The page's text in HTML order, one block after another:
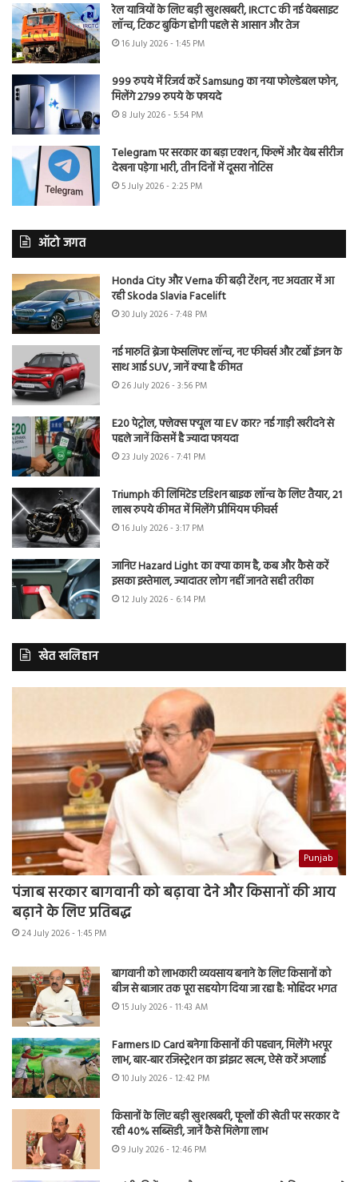
रेल यात्रियों के लिए बड़ी खुशखबरी, IRCTC की नई वेबसाइट
लॉन्च, टिकट बुकिंग होगी पहले से आसान और तेज
16 July 2026 - 1:45 PM
999 रुपये में रिजर्व करें Samsung का नया फोल्डेबल फोन,
मिलेंगे 2799 रुपये के फायदे
8 July 2026 - 5:54 PM
Telegram पर सरकार का बड़ा एक्शन, फिल्में और वेब सीरीज
देखना पड़ेगा भारी, तीन दिनों में दूसरा नोटिस
5 July 2026 - 2:25 PM
ऑटो जगत
Honda City और Verna की बढ़ी टेंशन, नए अवतार में आ
रही Skoda Slavia Facelift
30 July 2026 - 7:48 PM
नई मारुति ब्रेजा फेसलिफ्ट लॉन्च, नए फीचर्स और टर्बो इंजन के
साथ आई SUV, जानें क्या है कीमत
26 July 2026 - 3:56 PM
E20 पेट्रोल, फ्लेक्स फ्यूल या EV कार? नई गाड़ी खरीदने से
पहले जानें किसमें है ज्यादा फायदा
23 July 2026 - 7:41 PM
Triumph की लिमिटेड एडिशन बाइक लॉन्च के लिए तैयार, 21
लाख रुपये कीमत में मिलेंगे प्रीमियम फीचर्स
16 July 2026 - 3:17 PM
जानिए Hazard Light का क्या काम है, कब और कैसे करें
इसका इस्तेमाल, ज्यादातर लोग नहीं जानते सही तरीका
12 July 2026 - 6:14 PM
खेत खलिहान
Punjab
पंजाब सरकार बागवानी को बढ़ावा देने और किसानों की आय
बढ़ाने के लिए प्रतिबद्ध
24 July 2026 - 1:45 PM
बागवानी को लाभकारी व्यवसाय बनाने के लिए किसानों को
बीज से बाजार तक पूरा सहयोग दिया जा रहा है: मोहिंदर भगत
15 July 2026 - 11:43 AM
Farmers ID Card बनेगा किसानों की पहचान, मिलेंगे भरपूर
लाभ, बार-बार रजिस्ट्रेशन का झंझट खत्म, ऐसे करें अप्लाई
10 July 2026 - 12:42 PM
किसानों के लिए बड़ी खुशखबरी, फूलों की खेती पर सरकार दे
रही 40% सब्सिडी, जानें कैसे मिलेगा लाभ
9 July 2026 - 12:46 PM